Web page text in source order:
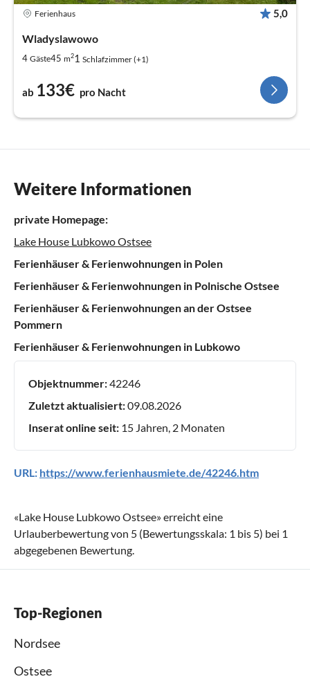
Ferienhaus 5,0
Wladyslawowo
4 Gäste45 m21 Schlafzimmer (+1)
ab 133€ pro Nacht
Weitere Informationen
private Homepage:
Lake House Lubkowo Ostsee
Ferienhäuser & Ferienwohnungen in Polen
Ferienhäuser & Ferienwohnungen in Polnische Ostsee
Ferienhäuser & Ferienwohnungen an der Ostsee
Pommern
Ferienhäuser & Ferienwohnungen in Lubkowo
Objektnummer:42246
Zuletzt aktualisiert:09.08.2026
Inserat online seit: 15 Jahren, 2 Monaten
URL: https://www.ferienhausmiete.de/42246.htm
«Lake House Lubkowo Ostsee» erreicht eine
Urlauberbewertung von 5 (Bewertungsskala: 1 bis 5) bei 1
abgegebenen Bewertung.
Top-Regionen
Nordsee
Ostsee